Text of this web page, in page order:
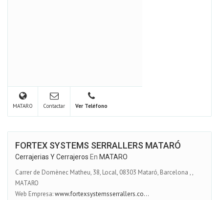
MATARO Contactar Ver Teléfono
FORTEX SYSTEMS SERRALLERS MATARÓ
Cerrajerias Y Cerrajeros En MATARO
Carrer de Domènec Matheu, 38, Local, 08303 Mataró, Barcelona ,,
MATARO
Web Empresa:www.fortexsystemsserrallers.co...